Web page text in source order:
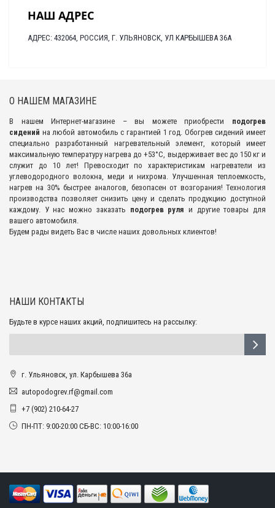
НАШ АДРЕС
АДРЕС: 432064, РОССИЯ, Г. УЛЬЯНОВСК, УЛ КАРБЫШЕВА 36А
О НАШЕМ МАГАЗИНЕ
В нашем Интернет-магазине – вы можете приобрести подогрев
сидений на любой автомобиль с гарантией 1 год. Обогрев сидений имеет
специально разработанный нагревательный элемент, который имеет
максимальную температуру нагрева до +53°С, выдерживает вес до 150 кг и
служит до 10 лет! Превосходит по характеристикам нагреватели из
углеводородного волокна, меди и нихрома. Улучшенная теплоемкость,
нагрев на 30% быстрее аналогов, безопасен от возгорания! Технология
производства позволяет снизить цену и сделать продукцию доступной
каждому. У нас можно заказать подогрев руля и другие товары для
вашего автомобиля.
Будем рады видеть Вас в числе наших довольных клиентов!
НАШИ КОНТАКТЫ
Будьте в курсе наших акций, подпишитесь на рассылку:
г. Ульяновск, ул. Карбышева 36а
autopodogrev.rf@gmail.com
+7 (902) 210-64-27
ПН-ПТ: 9:00-20:00 СБ-ВС: 10:00-16:00